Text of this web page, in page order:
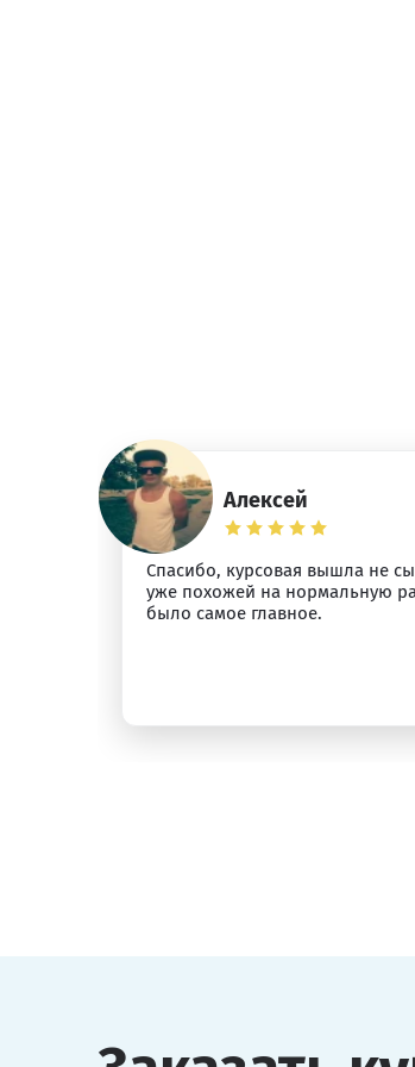
Алексей
Спасибо, курсовая вышла не
уже похожей на нормальную
было самое главное.